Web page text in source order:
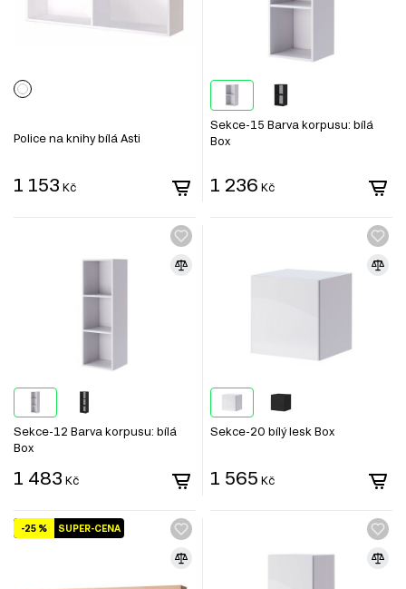
Police na knihy bílá Asti
1 153 Kč
Sekce-15 Barva korpusu: bílá
Box
1 236 Kč
Sekce-12 Barva korpusu: bílá
Box
1 483 Kč
Sekce-20 bílý lesk Box
1 565 Kč
SUPER-CENA
-25 %